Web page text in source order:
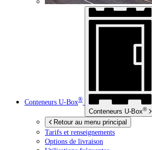
Conteneurs U-Box®
Conteneurs U-Box®
Retour au menu principal
Tarifs et renseignements
Options de livraison